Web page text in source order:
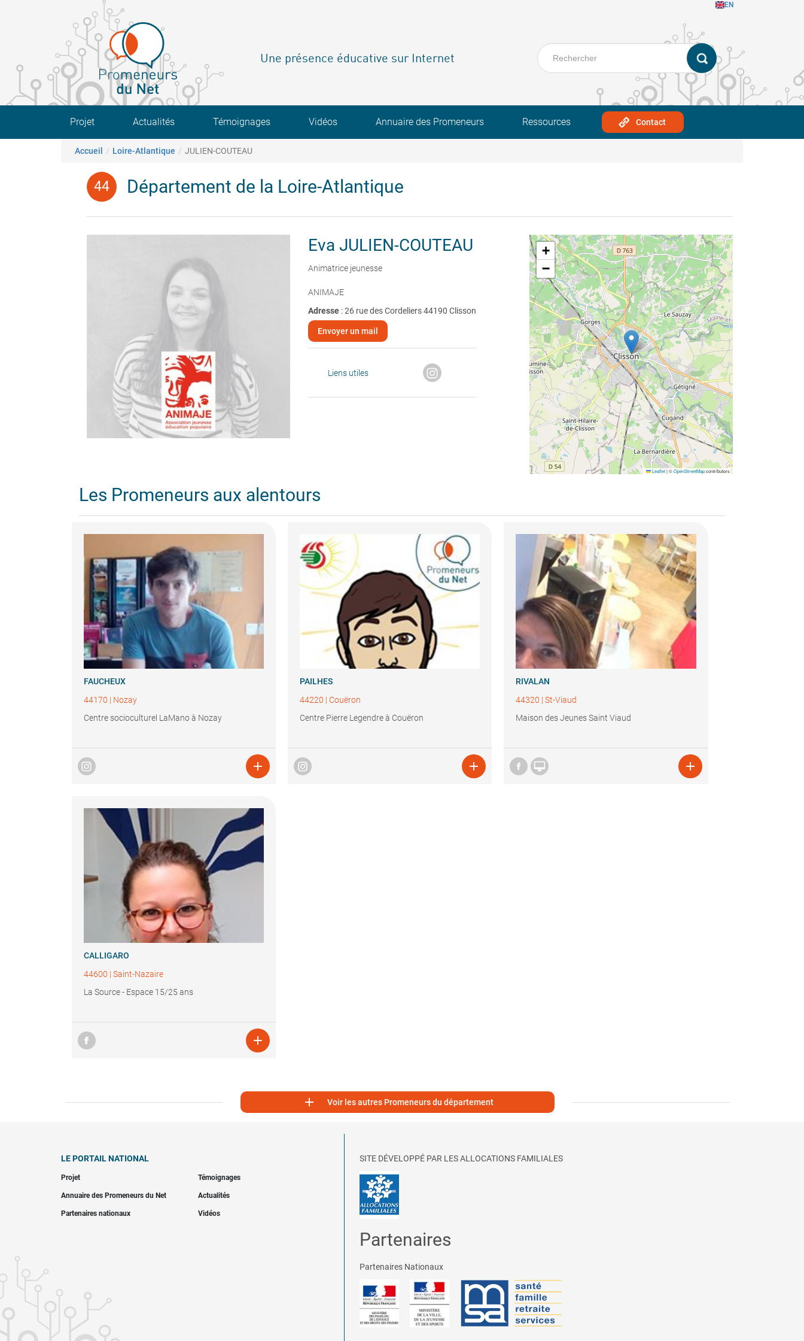
EN
Une présence éducative sur Internet
Main navigation
Projet Actualités Témoignages Vidéos Annuaire des Promeneurs Ressources Contact
Fil d'Ariane
Accueil Loire-Atlantique JULIEN-COUTEAU
Département de la Loire-Atlantique
Eva JULIEN-COUTEAU
Animatrice jeunesse
ANIMAJE
Adresse : 26 rue des Cordeliers 44190 Clisson
Envoyer un mail
Liens utiles
+
−
Leaflet |©OpenStreetMapcontributors
Les Promeneurs aux alentours
FAUCHEUX
44170 | Nozay
Centre socioculturel LaMano à Nozay

PAILHES
44220 | Couëron
Centre Pierre Legendre à Couëron

RIVALAN
44320 |St-Viaud
Maison des Jeunes Saint Viaud
 
CALLIGARO
44600 | Saint-Nazaire
La Source - Espace 15/25 ans

 Voir les autres Promeneurs du département
LE PORTAIL NATIONAL
Projet Témoignages
Annuaire des Promeneurs du Net Actualités
Partenaires nationaux Vidéos
SITE DÉVELOPPÉ PAR LES ALLOCATIONS FAMILIALES
Partenaires
Partenaires Nationaux